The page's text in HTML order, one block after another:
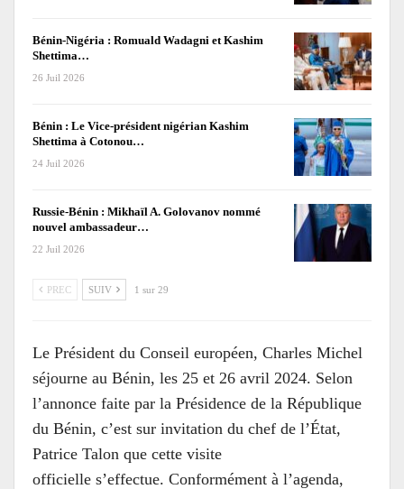
Bénin-Nigéria : Romuald Wadagni et Kashim
Shettima…
26 Juil 2026
Bénin : Le Vice-président nigérian Kashim
Shettima à Cotonou…
24 Juil 2026
Russie-Bénin : Mikhaïl A. Golovanov nommé
nouvel ambassadeur…
22 Juil 2026
PREC SUIV 1 sur 29
Le Président du Conseil européen, Charles Michel
séjourne au Bénin, les 25 et 26 avril 2024. Selon
l’annonce faite par la Présidence de la République
du Bénin, c’est sur invitation du chef de l’État,
Patrice Talon que cette visite
officielle s’effectue. Conformément à l’agenda,